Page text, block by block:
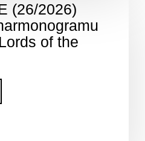
(26/2026)
of the